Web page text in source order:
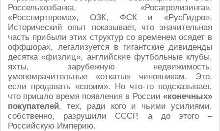
Россельхозбанка, «Росагролизинга»,
«Росспиртпрома», ОЗК, ФСК и «РусГидро».
Исторический опыт показывает, что значительная
часть прибыли этих структур со временем осядет в
оффшорах, легализуется в гигантские дивиденды
десятка «физлиц», английские футбольные клубы,
яхты, зарубежную недвижимость,
умопомрачительные «откаты» чиновникам. Это,
если продавать «своим». Но что-то подсказывает,
что пришло время появления в России «конечных»
покупателей, тех, ради кого и чьими усилиями,
собственно, разрушили СССР, а до этого –
Российскую Империю.